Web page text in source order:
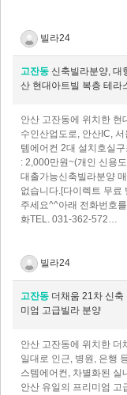
빌라24
고잔동 신축빌라분양, 대
산 현대아트빌 복층 테라
안산 고잔동에 위치한 현
수인산업도로, 안산IC,
템에어컨 2대 설치호실
: 2,000만원~(개인 신용
대출가능신축빌라분양
없습니다.[다이렉트 무
주세요^^아래 전화번호
화 TEL. 031-362-572…
빌라24
고잔동 더채움 21차 신축
미엄 고급빌라 분양
안산 고잔동에 위치한 더
일대로 인근, 병원, 은행
스템에어컨, 차별화된
안산 유일의 프리미엄 고